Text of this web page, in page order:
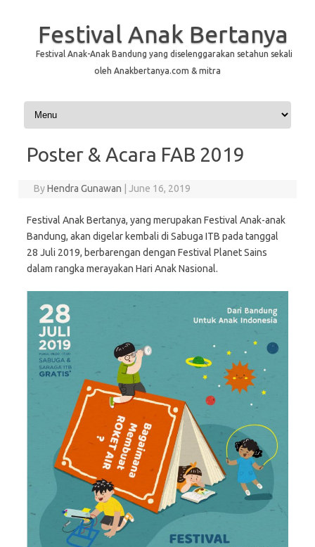
Festival Anak Bertanya
Festival Anak-Anak Bandung yang diselenggarakan setahun sekali
oleh Anakbertanya.com & mitra
Skip to content
Poster & Acara FAB 2019
ByHendra Gunawan June 16, 2019
Festival Anak Bertanya, yang merupakan Festival Anak-anak
Bandung, akan digelar kembali di Sabuga ITB pada tanggal
28 Juli 2019, berbarengan dengan Festival Planet Sains
dalam rangka merayakan Hari Anak Nasional.